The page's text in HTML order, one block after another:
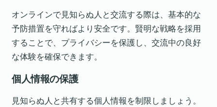
オンラインで見知らぬ人と交流する際は、基本的な
予防措置を守ればより安全です。賢明な戦略を採用
することで、プライバシーを保護し、交流中の良好
な体験を確保できます。
個人情報の保護
見知らぬ人と共有する個人情報を制限しましょう。